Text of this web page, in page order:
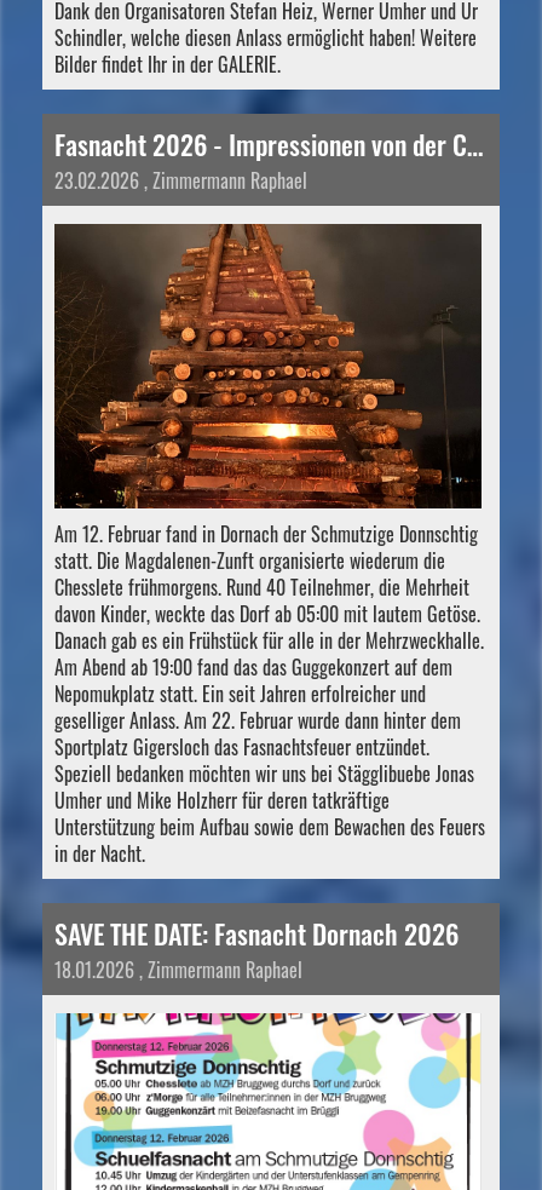
Dank den Organisatoren Stefan Heiz, Werner Umher und Ur
Schindler, welche diesen Anlass ermöglicht haben! Weitere
Bilder findet Ihr in der GALERIE.
Fasnacht 2026 - Impressionen von der Chesslete und vom Fasnachtsfeuer
23.02.2026, Zimmermann Raphael
Am 12. Februar fand in Dornach der Schmutzige Donnschtig
statt. Die Magdalenen-Zunft organisierte wiederum die
Chesslete frühmorgens. Rund 40 Teilnehmer, die Mehrheit
davon Kinder, weckte das Dorf ab 05:00 mit lautem Getöse.
Danach gab es ein Frühstück für alle in der Mehrzweckhalle.
Am Abend ab 19:00 fand das das Guggekonzert auf dem
Nepomukplatz statt. Ein seit Jahren erfolreicher und
geselliger Anlass. Am 22. Februar wurde dann hinter dem
Sportplatz Gigersloch das Fasnachtsfeuer entzündet.
Speziell bedanken möchten wir uns bei Stägglibuebe Jonas
Umher und Mike Holzherr für deren tatkräftige
Unterstützung beim Aufbau sowie dem Bewachen des Feuers
in der Nacht.
SAVE THE DATE: Fasnacht Dornach 2026
18.01.2026, Zimmermann Raphael